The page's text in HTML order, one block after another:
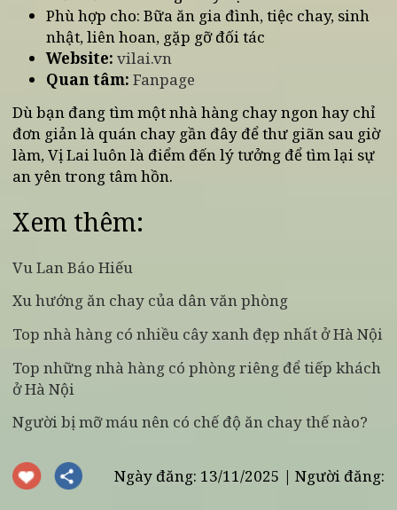
7. Gợi ý đặt bàn và trải nghiệm tại nhà hàng
chay Vị Lai
Địa chỉ: Số 177, Bùi Thị Xuân, Hai Bà Trưng,
Hà Nội (Gần Vincom Center Bà Triệu)
Thời gian mở cửa: 10h30 - 15h, 17h30 - 22h00
hằng ngày
thức của nhà hàng chay Vị Lai
nhật, liên hoan, gặp gỡ đối tác
Website:
vilai.vn
Quan tâm:Fanpage
Dù bạn đang tìm một nhà hàng chay ngon hay chỉ
đơn giản là quán chay gần đây để thư giãn sau
làm, Vị Lai luôn là điểm đến lý tưởng để tìm lại sự
an yên trong tâm hồn.
Xem thêm: